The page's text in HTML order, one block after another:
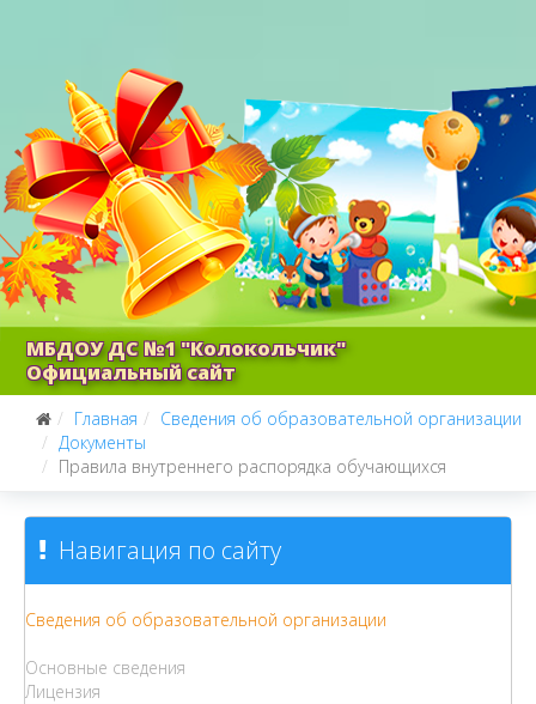
МБДОУ ДС №1 "Колокольчик"
Официальный сайт
Главная
Сведения об образовательной организации
Документы
Правила внутреннего распорядка обучающихся
Навигация по сайту
Сведения об образовательной организации
Основные сведения
Лицензия